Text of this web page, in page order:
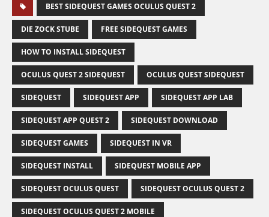
BEST SIDEQUEST GAMES OCULUS QUEST 2
DIE ZOCK STUBE FREE SIDEQUEST GAMES
HOW TO INSTALL SIDEQUEST
OCULUS QUEST 2 SIDEQUEST OCULUS QUEST SIDEQUEST
SIDEQUEST SIDEQUEST APP SIDEQUEST APP LAB
SIDEQUEST APP QUEST 2 SIDEQUEST DOWNLOAD
SIDEQUEST GAMES SIDEQUEST IN VR
SIDEQUEST INSTALL SIDEQUEST MOBILE APP
SIDEQUEST OCULUS QUEST SIDEQUEST OCULUS QUEST 2
SIDEQUEST OCULUS QUEST 2 MOBILE